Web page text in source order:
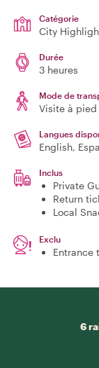
Catégorie
City
Durée
3 heures
Mode de
Visite à pied
Langues
English,
Inclus
Private
Return
Local
Exclu
Entrance
6